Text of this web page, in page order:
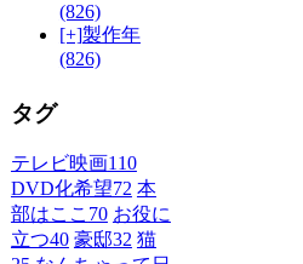
(826)
[+]製作年
(826)
タグ
テレビ映画110
DVD化希望72 本
部はここ 70 お役に
立つ40 豪邸32 猫